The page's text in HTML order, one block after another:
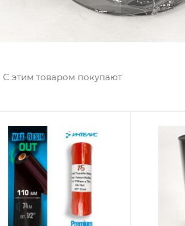
С этим товаром покупают